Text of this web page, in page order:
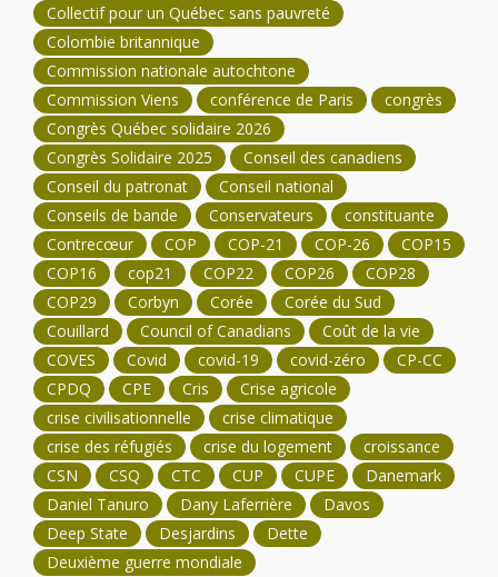
Collectif pour un Québec sans pauvreté
Colombie britannique
Commission nationale autochtone
Commission Viens
conférence de Paris
congrès
Congrès Québec solidaire 2026
Congrès Solidaire 2025
Conseil des canadiens
Conseil du patronat
Conseil national
Conseils de bande
Conservateurs
constituante
Contrecœur
COP COP-21 COP-26
COP15
COP16
cop21 COP22 COP26
COP28
COP29
Corbyn Corée
Corée du Sud
Couillard
Council of Canadians
Coût de la vie
COVES
Covid covid-19 covid-zéro
CP-CC
CPDQ
CPE Cris
Crise agricole
crise civilisationnelle
crise climatique
crise des réfugiés
crise du logement
croissance
CSN
CSQ CTC CUP CUPE
Danemark
Daniel Tanuro
Dany Laferrière
Davos
Deep State
Desjardins
Dette
Deuxième guerre mondiale